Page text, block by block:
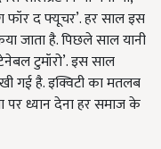
फॉर द फ्यूचर’. हर साल इस
जाता है. पिछले साल यानी
टुमॉरो’. इस साल
गई है. इक्विटी का मतलब
पर ध्यान देना हर समाज के